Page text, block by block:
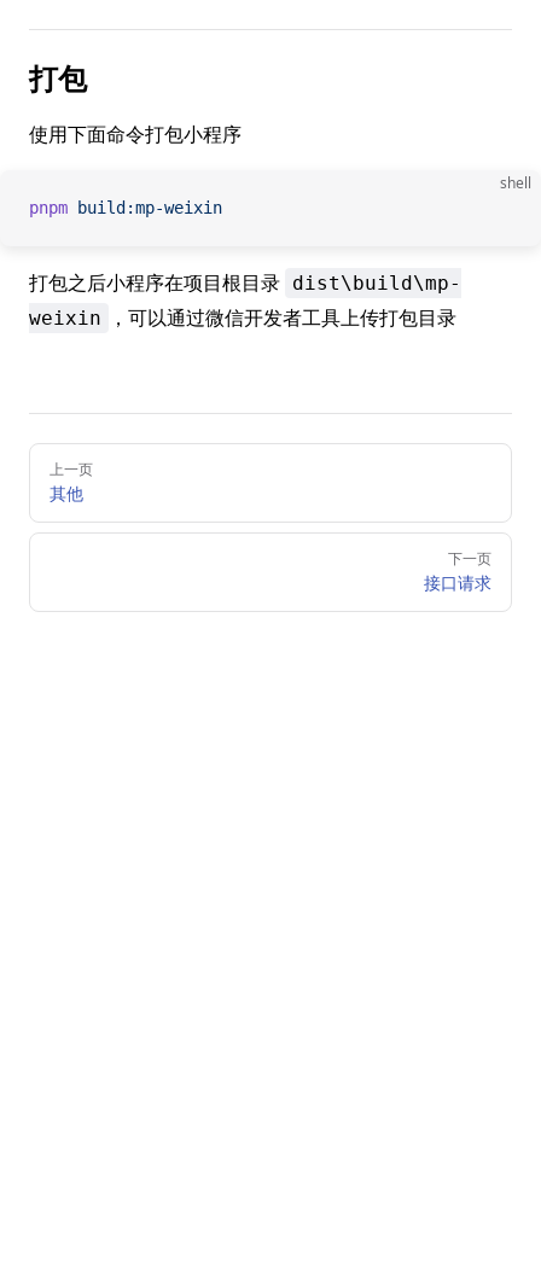
打包
使用下面命令打包小程序
shell
pnpm build:mp-weixin
打包之后小程序在项目根目录 dist\build\mp-
weixin
，可以通过微信开发者工具上传打包目录
Pager
上一页
其他
下一页
接口请求